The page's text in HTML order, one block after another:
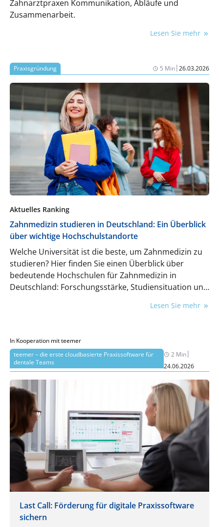
Zahnarztpraxen Kommunikation, Abläufe und
Zusammenarbeit.
Lesen Sie mehr
Praxisgründung 5 Min|26.03.2026
Aktuelles Ranking
Zahnmedizin studieren in Deutschland: Ein Überblick
über wichtige Hochschulstandorte
Welche Universität ist die beste, um Zahnmedizin zu
studieren? Hier finden Sie einen Überblick über
bedeutende Hochschulen für Zahnmedizin in
Deutschland: Forschungsstärke, Studiensituation und
Lesen Sie mehr
In Kooperation mit teemer
teemer – die erste cloudbasierte Praxissoftware für
dentale Teams
2 Min|
24.06.2026
Last Call: Förderung für digitale Praxissoftware
sichern